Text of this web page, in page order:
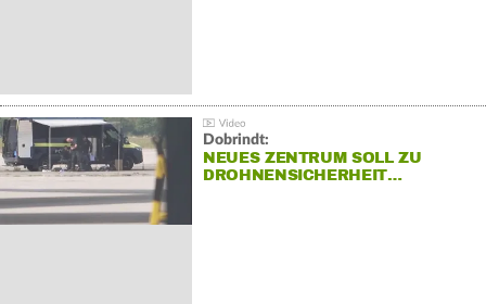
Dobrindt:
NEUES ZENTRUM SOLL ZU
DROHNENSICHERHEIT…